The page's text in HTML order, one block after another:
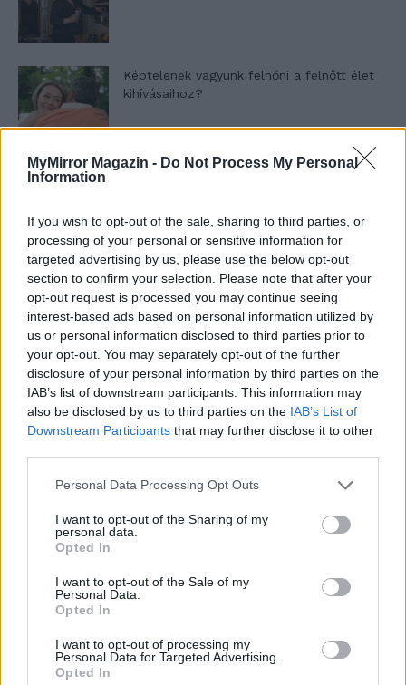
MyMirror Magazin - Do Not Process My Personal
Information
If you wish to opt-out of the sale, sharing to third parties, or
processing of your personal or sensitive information for
targeted advertising by us, please use the below opt-out
section to confirm your selection. Please note that after your
opt-out request is processed you may continue seeing
interest-based ads based on personal information utilized by
us or personal information disclosed to third parties prior to
your opt-out. You may separately opt-out of the further
disclosure of your personal information by third parties on the
IAB’s list of downstream participants. This information may
also be disclosed by us to third parties on the IAB’s List of
Downstream Participants that may further disclose it to other
Personal Data Processing Opt Outs
I want to opt-out of the Sharing of my
personal data.
Opted In
I want to opt-out of the Sale of my
Personal Data.
Opted In
I want to opt-out of processing my
Personal Data for Targeted Advertising.
Opted In
Képtelenek vagyunk felnőni a felnőtt élet
kihívásaihoz?
Altatógázos rablások Olaszországban
A kislány, akit nem védett meg senki –
Lyhanna története
T. Barnett: Gyilkosság a Garda-tónál 12.
rész
T. szereti a fiatal lányokat 13. rész
Minka 9. rész